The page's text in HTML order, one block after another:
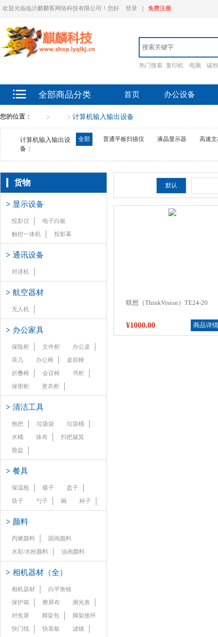
欢迎光临临沂麒麟客网络科技有限公司！您好 登录 免费注册
热门搜索 复印机 电脑 碳粉
全部商品分类 首页 办公设备
您的位置： 计算机输入输出设备
计算机输入输出设
备：
全部 普通平板扫描仪 液晶显示器 高速
货物
> 显示设备
投影仪
电子白板
触控一体机
投影幕
> 通讯设备
对讲机
> 航空器材
无人机
> 办公家具
保险柜 文件柜
办公桌
茶几
办公椅
桌前椅
折叠椅
会议椅
书柜
保密柜
更衣柜
> 清洁工具
拖把 垃圾袋
垃圾桶
水桶
抹布
扫把簸箕
脸盆
> 餐具
保温瓶 碟子
盘子
筷子
勺子 碗 杯子
> 颜料
丙烯颜料
国画颜料
水彩/水粉颜料
油画颜料
> 相机器材（全）
相机器材
白平衡镜
保护箱
擦屏布
测光表
对焦屏
脚架包
脚架接环
快门线
快装板
滤镜
默认
联想（ThinkVision）TE24-20
¥1000.00 商品详情